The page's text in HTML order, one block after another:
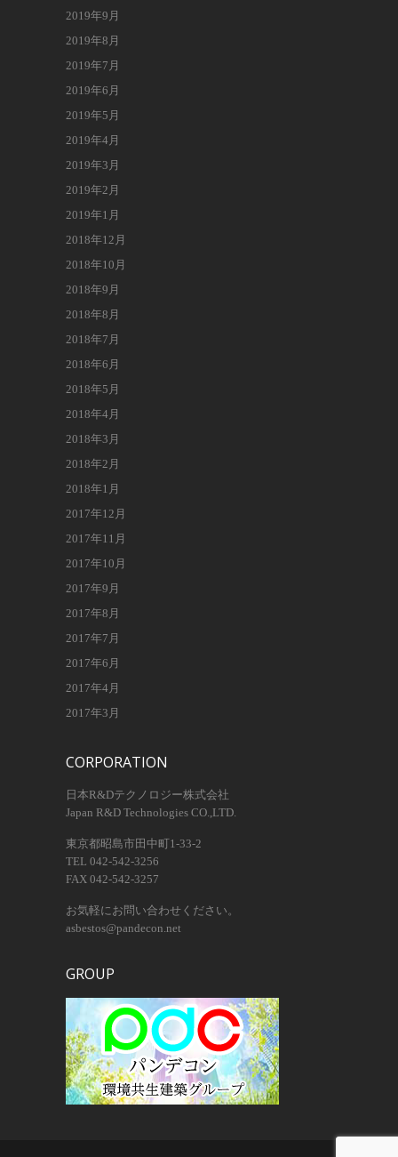
2019年9月
2019年8月
2019年7月
2019年6月
2019年5月
2019年4月
2019年3月
2019年2月
2019年1月
2018年12月
2018年10月
2018年9月
2018年8月
2018年7月
2018年6月
2018年5月
2018年4月
2018年3月
2018年2月
2018年1月
2017年12月
2017年11月
2017年10月
2017年9月
2017年8月
2017年7月
2017年6月
2017年4月
2017年3月
CORPORATION
日本R&Dテクノロジー株式会社
Japan R&D Technologies CO.,LTD.
東京都昭島市田中町1-33-2
TEL 042-542-3256
FAX 042-542-3257
お気軽にお問い合わせください。
asbestos@pandecon.net
GROUP